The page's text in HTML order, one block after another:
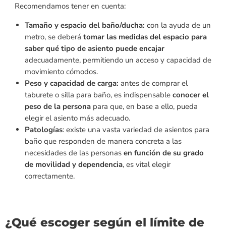
Recomendamos tener en cuenta:
Tamaño y espacio del baño/ducha: con la ayuda de un
metro, se deberá tomar las medidas del espacio para
saber qué tipo de asiento puede encajar
adecuadamente, permitiendo un acceso y capacidad de
movimiento cómodos.
Peso y capacidad de carga: antes de comprar el
taburete o silla para baño, es indispensable conocer el
peso de la personapara que, en base a ello, pueda
elegir el asiento más adecuado.
Patologías: existe una vasta variedad de asientos para
baño que responden de manera concreta a las
necesidades de las personas en función de su grado
de movilidad y dependencia, es vital elegir
correctamente.
¿Qué escoger según el límite de